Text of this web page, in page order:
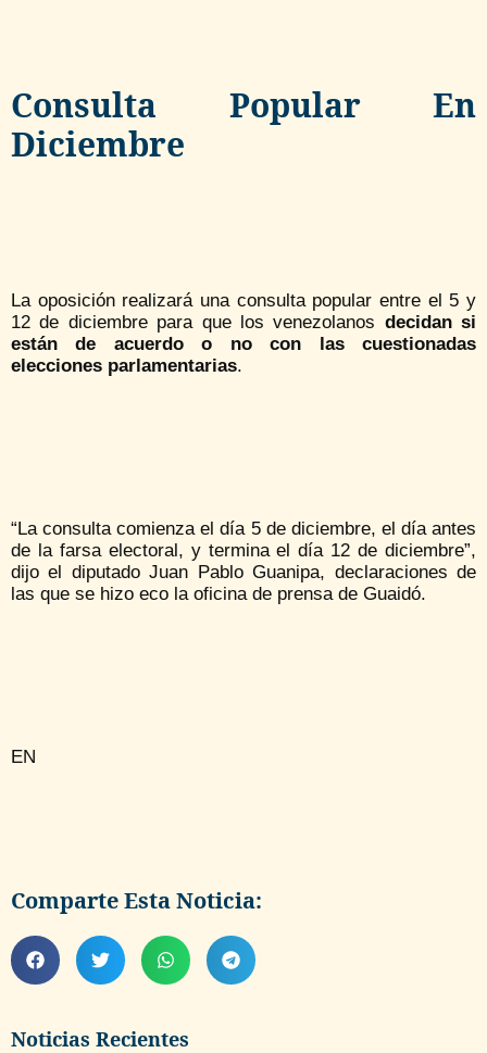
Noticias Recientes
Consulta Popular En
Diciembre
La oposición realizará una consulta popular entre el 5 y
12 de diciembre para que los venezolanos decidan si
están de acuerdo o no con las cuestionadas
elecciones parlamentarias.
“La consulta comienza el día 5 de diciembre, el día antes
de la farsa electoral, y termina el día 12 de diciembre”,
dijo el diputado Juan Pablo Guanipa, declaraciones de
las que se hizo eco la oficina de prensa de Guaidó.
EN
Comparte Esta Noticia: